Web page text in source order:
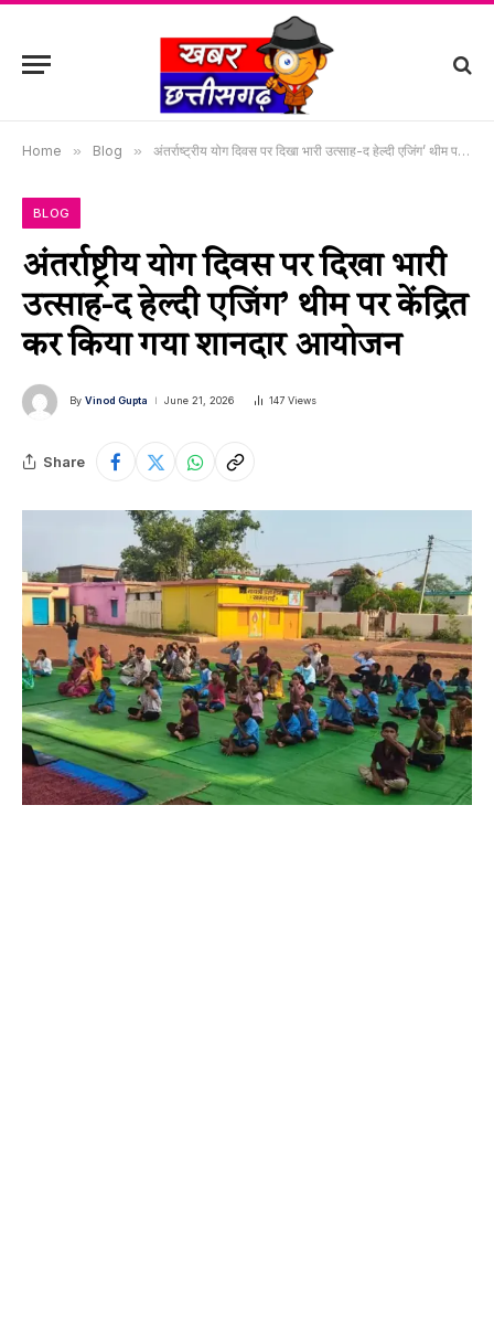
Home » Blog » अंतर्राष्ट्रीय योग दिवस पर दिखा भारी उत्साह-द हेल्दी एजिंग’ थीम पर केंद्रित कर किया गया शानदार आयोजन
BLOG
अंतर्राष्ट्रीय योग दिवस पर दिखा भारी
उत्साह-द हेल्दी एजिंग’ थीम पर केंद्रित
कर किया गया शानदार आयोजन
By Vinod Gupta June 21, 2026 147 Views
Share